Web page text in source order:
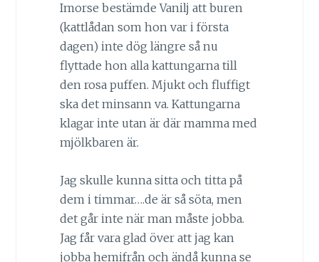
Imorse bestämde Vanilj att buren
(kattlådan som hon var i första
dagen) inte dög längre så nu
flyttade hon alla kattungarna till
den rosa puffen. Mjukt och fluffigt
ska det minsann va. Kattungarna
klagar inte utan är där mamma med
mjölkbaren är.
Jag skulle kunna sitta och titta på
dem i timmar….de är så söta, men
det går inte när man måste jobba.
Jag får vara glad över att jag kan
jobba hemifrån och ändå kunna se